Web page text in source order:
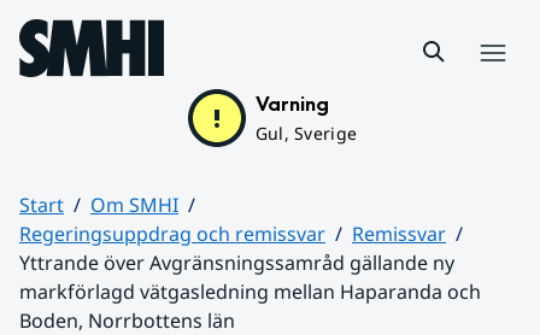
Hoppa till sidans innehåll
Varning
Gul, Sverige
Start
Om SMHI
Regeringsuppdrag och remissvar
Remissvar
Yttrande över Avgränsningssamråd gällande ny
markförlagd vätgasledning mellan Haparanda och
Boden, Norrbottens län